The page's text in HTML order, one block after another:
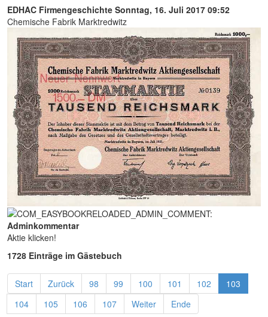
EDHAC FirmengeschichteSonntag, 16. Juli 2017 09:52
Chemische Fabrik Marktredwitz
Adminkommentar
Aktie klicken!
1728 Einträge im Gästebuch
Start Zurück 98 99 100 101 102
103
104
105 106 107 Weiter Ende